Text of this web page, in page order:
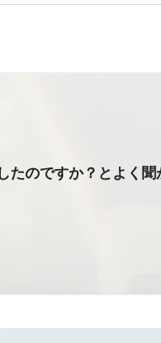
たのですか？とよく聞